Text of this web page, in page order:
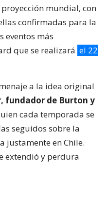
mundial, con
confirmadas para la
eventos más
que se realizará el 22
a la idea original
fundador de Burton y
cada temporada se
seguidos sobre la
justamente en Chile.
extendió y perdura